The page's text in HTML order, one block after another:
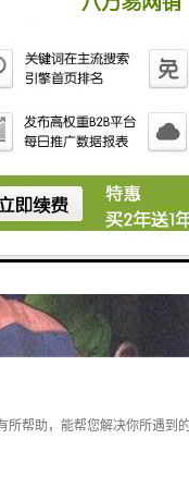
所帮助，能帮您解决你所遇到